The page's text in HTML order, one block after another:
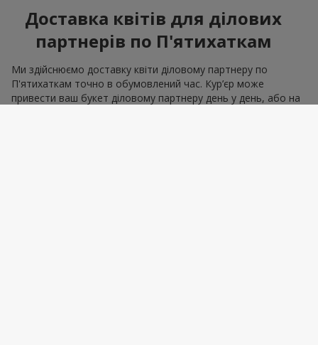
Доставка квітів для ділових
партнерів по П'ятихаткам
Ми здійснюємо доставку квіти діловому партнеру по
П'ятихаткам точно в обумовлений час. Кур’єр може
привести ваш букет діловому партнеру день у день, або на